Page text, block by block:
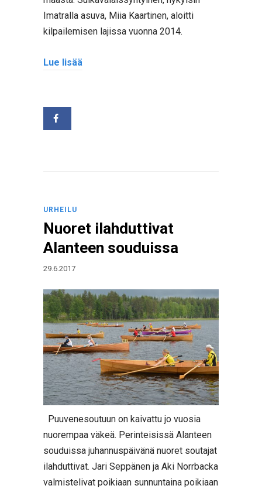
Imatralla asuva, Miia Kaartinen, aloitti
kilpailemisen lajissa vuonna 2014.
Lue lisää
URHEILU
Nuoret ilahduttivat
Alanteen souduissa
29.6.2017
Puuvenesoutuun on kaivattu jo vuosia
nuorempaa väkeä. Perinteisissä Alanteen
souduissa juhannuspäivänä nuoret soutajat
ilahduttivat. Jari Seppänen ja Aki Norrbacka
valmistelivat poikiaan sunnuntaina poikiaan